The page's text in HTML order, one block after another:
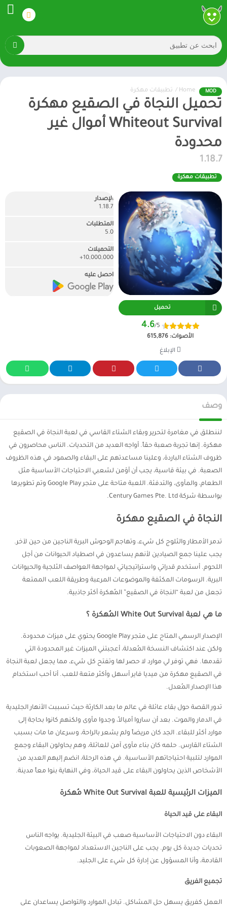
MOD
Home
/ تطبيقات مهكرة
تحميل النجاة في الصقيع مهكرة
Whiteout Survival أموال غير
محدودة
1.18.7
تطبيقات مهكرة
تحميل
4.6/5
الأصوات: 615,876
الإبلاغ
الإصدار
1.18.7
المتطلبات
5.0
التحميلات
10,000,000+
احصل عليه
وصف
لننطلق في مغامرة لتحرير وبقاء الشتاء القاسي في لعبة النجاة في الصقيع
مهكرة. إنها تجربة صعبة حقاً. أواجه العديد من التحديات. الناس محاصرون في
ظروف الشتاء الباردة، وعلينا مساعدتهم على البقاء والصمود في هذه الظروف
الصعبة. في بيئة قاسية، يجب أن أؤمن لشعبي الاحتياجات الأساسية مثل
الطعام، والمأوى، والتدفئة. اللعبة متاحة على متجر Google Play وتم تطويرها
بواسطة شركة Century Games Pte. Ltd.
النجاة في الصقيع مهكرة
تدمر الأمطار والثلوج كل شيء، وتهاجم الوحوش البرية الناجين من حين لآخر.
يجب علينا جمع الصيادين لأنهم يساعدون في اصطياد الحيوانات من أجل
اللحوم. أستخدم قدراتي واستراتيجياتي لمواجهة العواصف الثلجية والحيوانات
البرية. الرسومات المكثفة والموضوعات المرعبة وطريقة اللعب الممتعة
تجعل من لعبة “النجاة في الصقيع” المُهكرة أكثر جاذبية.
ما هي لعبة White Out Survival المُهكرة ؟
الإصدار الرسمي المتاح على متجر Google Play يحتوي على ميزات محدودة.
ولكن عند اكتشاف النسخة المُعدلة، أعجبتني الميزات غير المحدودة التي
تقدمها. فهي توفر لي موارد لا حصر لها وتفتح كل شيء، مما يجعل لعبة النجاة
في الصقيع مهكرة من ميديا فاير أسهل وأكثر متعة للعب. أنا أحب استخدام
هذا الإصدار المُعدل.
تدور القصة حول بقاء عائلة في عالم ما بعد الكارثة حيث تسببت الأنهار الجليدية
في الدمار والموت. بعد أن ساروا أميالاً، وجدوا مأوى ولكنهم كانوا بحاجة إلى
موارد أكثر للبقاء. الجد كان مريضاً ولم يشعر بالراحة، وسرعان ما مات بسبب
الشتاء القارس. حلمه كان بناء مأوى آمن للعائلة، وهم يحاولون البقاء وجمع
الموارد لتلبية احتياجاتهم الأساسية. في هذه الرحلة، انضم إليهم العديد من
الأشخاص الذين يحاولون البقاء على قيد الحياة، وفي النهاية بنوا معاً مدينة.
الميزات الرئيسية للعبة White Out Survival مُهكرة
البقاء على قيد الحياة
البقاء دون الاحتياجات الأساسية صعب في البيئة الجليدية. يواجه الناس
تحديات جديدة كل يوم. يجب على الناجين الاستعداد لمواجهة الصعوبات
القادمة، وأنا المسؤول عن إدارة كل شيء على الجليد.
تجميع الفريق
العمل كفريق يسهل حل المشاكل. تبادل الموارد والتواصل يساعدان على